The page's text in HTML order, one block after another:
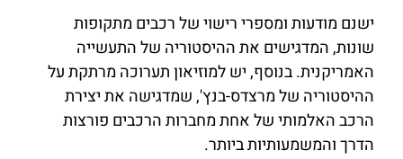
ישנם מודעות ומספרי רישוי של רכבים מתקופות
שונות, המדגישים את ההיסטוריה של התעשייה
האמריקנית. בנוסף, יש למוזיאון תערוכה מרתקת על
ההיסטוריה של מרצדס-בנץ', שמדגישה את יצירת
הרכב האלמותי של אחת מחברות הרכבים פורצות
הדרך והמשמעותיות ביותר.